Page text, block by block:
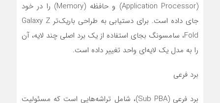
(Application Processor) و حافظه (Memory) را در خود
جای داده است. برای دستیابی به طراحی باریک‌تر Galaxy Z
Fold، سامسونگ بجای استفاده از یک برد اصلی چند لایه، آن
را به مدل یک لایه‌ای واحد تغییر داده است.
برد فرعی
برد فرعی (Sub PBA)، شامل تراشه‌هایی است که مسئولیت